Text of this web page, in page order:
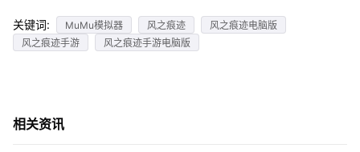
关键词: MuMu模拟器 风之痕迹
风之痕迹电脑版
风之痕迹手游
风之痕迹手游电脑版
相关资讯